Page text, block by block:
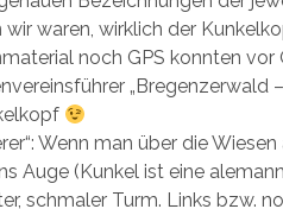
waren, wirklich der
noch GPS konnten vor
„Bregenzerwald
Wenn man über die
Auge (Kunkel ist eine
schmaler Turm. Links bzw.